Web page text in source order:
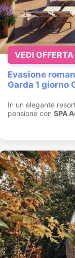
Evasione
Garda 1 giorno
In un elegante
pensione con SPA
VEDI OFFERTA